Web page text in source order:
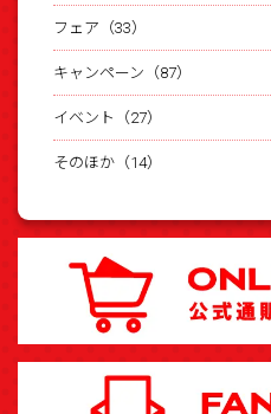
フェア（33）
キャンペーン（87）
イベント（27）
そのほか（14）